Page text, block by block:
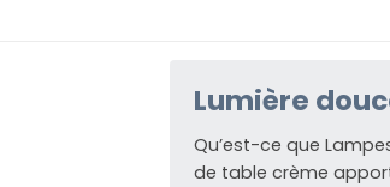
Lumière
Qu’est-ce que
de table crème